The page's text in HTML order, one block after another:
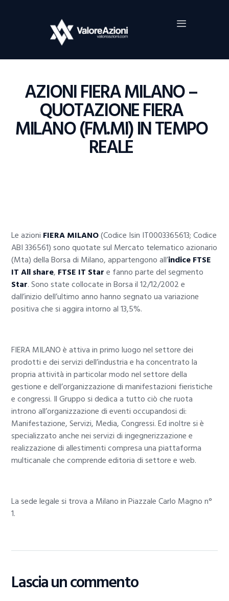
AZIONI FIERA MILANO –
QUOTAZIONE FIERA
MILANO (FM.MI) IN TEMPO
REALE
Home
Investimenti
Borsa
Guide Al Trading
Criptovalute
Le azioni FIERA MILANO(Codice Isin IT0003365613; Codice
ABI 336561) sono quotate sul Mercato telematico azionario
(Mta) della Borsa di Milano, appartengono all’indice FTSE
IT All share, FTSE IT Stare fanno parte del segmento
Star. Sono state collocate in Borsa il 12/12/2002 e
dall’inizio dell’ultimo anno hanno segnato ua variazione
positiva che si aggira intorno al 13,5%.
FIERA MILANO è attiva in primo luogo nel settore dei
prodotti e dei servizi dell’industria e ha concentrato la
propria attività in particolar modo nel settore della
gestione e dell’organizzazione di manifestazioni fieristiche
e congressi. Il Gruppo si dedica a tutto ciò che ruota
introno all’organizzazione di eventi occupandosi di:
Manifestazione, Servizi, Media, Congressi. Ed inoltre si è
specializzato anche nei servizi di ingegnerizzazione e
realizzazione di allestimenti compresa una piattaforma
multicanale che comprende editoria di settore e web.
La sede legale si trova a Milano in Piazzale Carlo Magno n°
1.
Lascia un commento